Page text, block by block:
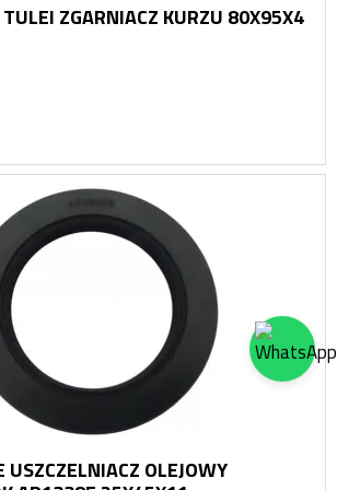
ZGARNIACZ KURZU 80X95X4
USZCZELNIACZ OLEJOWY